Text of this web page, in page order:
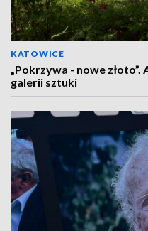
KATOWICE
„Pokrzywa - nowe
galerii sztuki